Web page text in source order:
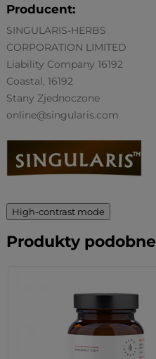
Producent:
SINGULARIS-HERBS
CORPORATION LIMITED
Liability Company 16192
Coastal, 16192
Stany Zjednoczone
online@singularis.com
High-contrast mode
Produkty podobne